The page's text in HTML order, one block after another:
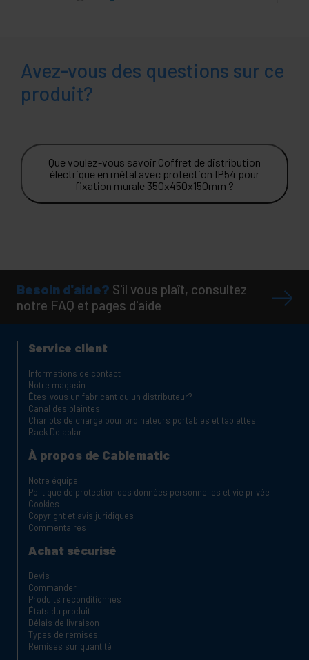
Avez-vous des questions sur ce
produit?
Que voulez-vous savoir Coffret de distribution
électrique en métal avec protection IP54 pour
fixation murale 350x450x150mm ?
Besoin d'aide? S'il vous plaît, consultez
notre FAQ et pages d'aide
Service client
Informations de contact
Notre magasin
Êtes-vous un fabricant ou un distributeur?
Canal des plaintes
Chariots de charge pour ordinateurs portables et tablettes
Rack Dolapları
À propos de Cablematic
Notre équipe
Politique de protection des données personnelles et vie privée
Cookies
Copyright et avis juridiques
Commentaires
Achat sécurisé
Devis
Commander
Produits reconditionnés
États du produit
Délais de livraison
Types de remises
Remises sur quantité